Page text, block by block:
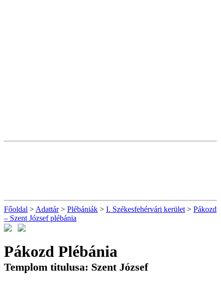
Főoldal > Adattár> Plébániák > I. Székesfehérvári kerület > Pákozd
– Szent József plébánia
Pákozd Plébánia
Templom titulusa: Szent József